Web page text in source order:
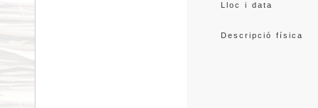
Lloc i data
Descripció física